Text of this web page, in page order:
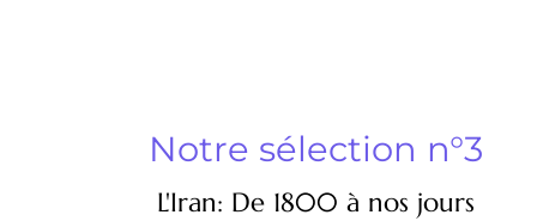
Notre sélection n°3
L'Iran: De 1800 à nos jours